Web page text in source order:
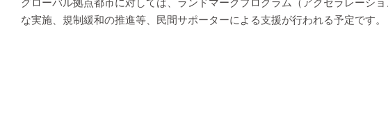
グローバル拠点都市に対しては、ランドマークプログラム（アクセラレーシ
な実施、規制緩和の推進等、民間サポーターによる支援が行われる予定です。